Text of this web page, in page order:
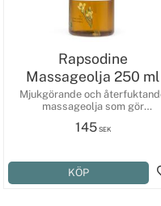
Rapsodine
Massageolja 250 ml
Mjukgörande och
massageolja som gör
145SEK
KÖP